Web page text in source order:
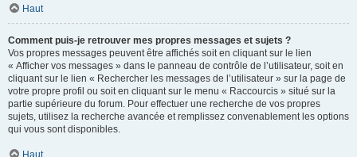
Haut
Comment puis-je retrouver mes propres messages et sujets ?
Vos propres messages peuvent être affichés soit en cliquant sur le lien
« Afficher vos messages » dans le panneau de contrôle de l’utilisateur, soit en
cliquant sur le lien « Rechercher les messages de l’utilisateur » sur la page de
votre propre profil ou soit en cliquant sur le menu « Raccourcis » situé sur la
partie supérieure du forum. Pour effectuer une recherche de vos propres
sujets, utilisez la recherche avancée et remplissez convenablement les options
qui vous sont disponibles.
Haut